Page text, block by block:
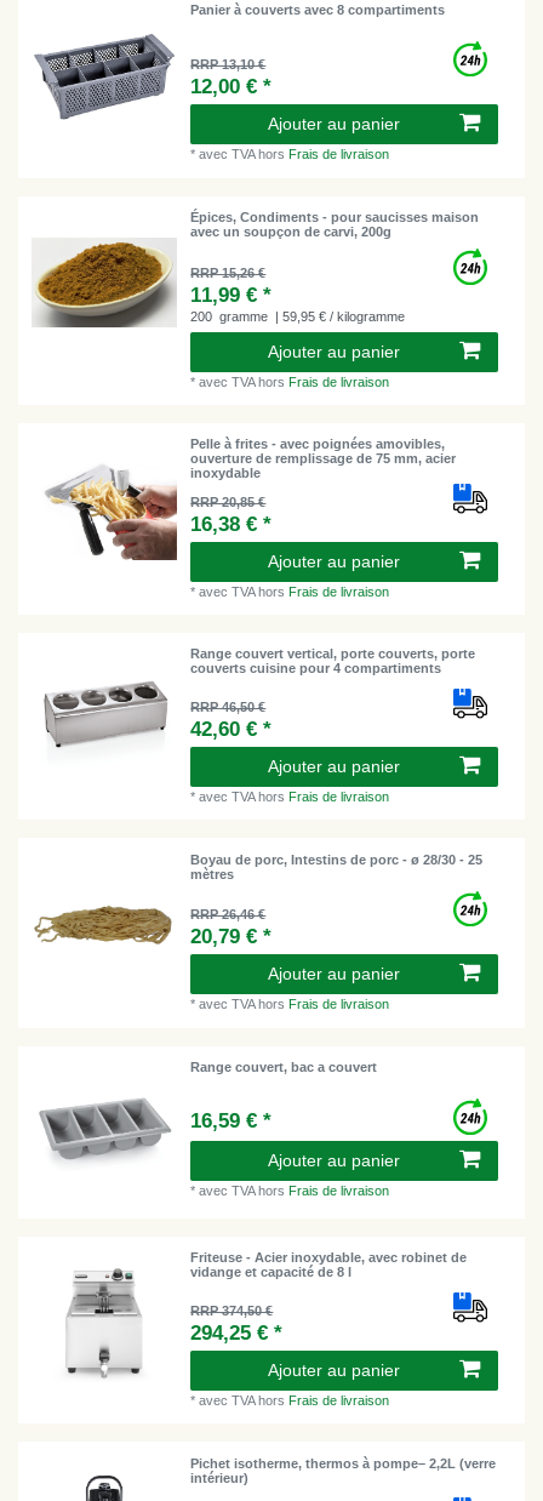
Panier à couverts avec 8 compartiments
RRP 13,10 €
12,00 € *
Ajouter au panier
*avec TVAhors Frais de livraison
Épices, Condiments - pour saucisses maison
avec un soupçon de carvi, 200g
RRP 15,26 €
11,99 € *
200 gramme | 59,95 € / kilogramme
Ajouter au panier
*avec TVAhorsFrais de livraison
Pelle à frites - avec poignées amovibles,
ouverture de remplissage de 75 mm, acier
inoxydable
RRP 20,85 €
16,38 € *
Ajouter au panier
*avec TVAhorsFrais de livraison
Range couvert vertical, porte couverts, porte
couverts cuisine pour 4 compartiments
RRP 46,50 €
42,60 € *
Ajouter au panier
*avec TVAhors Frais de livraison
Boyau de porc, Intestins de porc - ø 28/30 - 25
mètres
RRP 26,46 €
20,79 € *
Ajouter au panier
*avec TVAhors Frais de livraison
Range couvert, bac a couvert
16,59 € *
Ajouter au panier
*avec TVAhorsFrais de livraison
Friteuse - Acier inoxydable, avec robinet de
vidange et capacité de 8 l
RRP 374,50 €
294,25 € *
Ajouter au panier
*avec TVAhorsFrais de livraison
Pichet isotherme, thermos à pompe– 2,2L (verre
intérieur)